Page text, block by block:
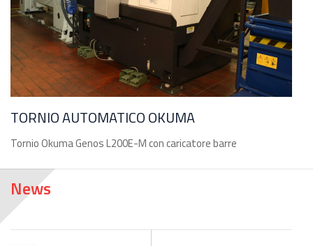
TORNIO AUTOMATICO OKUMA
Tornio Okuma Genos L200E-M con caricatore barre
News